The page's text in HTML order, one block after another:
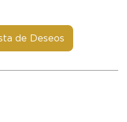
de Deseos